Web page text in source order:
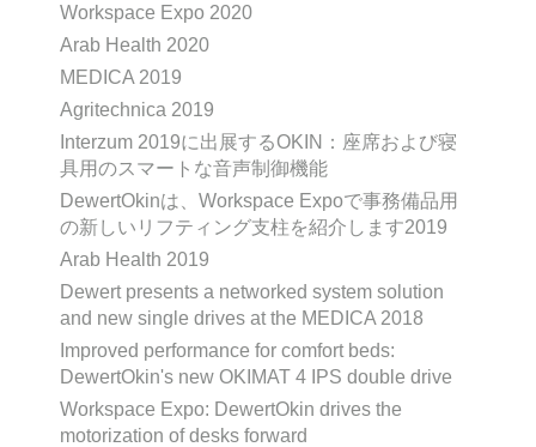
Workspace Expo 2020
Arab Health 2020
MEDICA 2019
Agritechnica 2019
Interzum 2019に出展するOKIN：座席および寝
具用のスマートな音声制御機能
DewertOkinは、Workspace Expoで事務備品用
の新しいリフティング支柱を紹介します2019
Arab Health 2019
Dewert presents a networked system solution
and new single drives at the MEDICA 2018
Improved performance for comfort beds:
DewertOkin's new OKIMAT 4 IPS double drive
Workspace Expo: DewertOkin drives the
motorization of desks forward